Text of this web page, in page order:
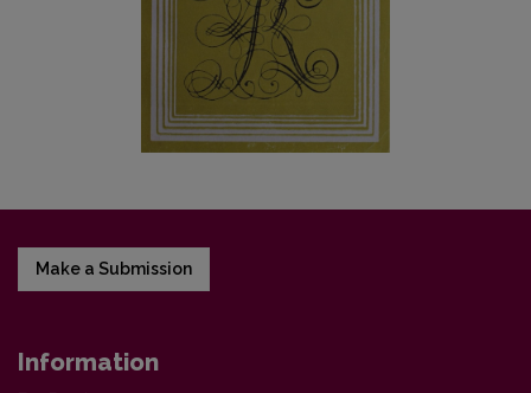
Make a Submission
Information